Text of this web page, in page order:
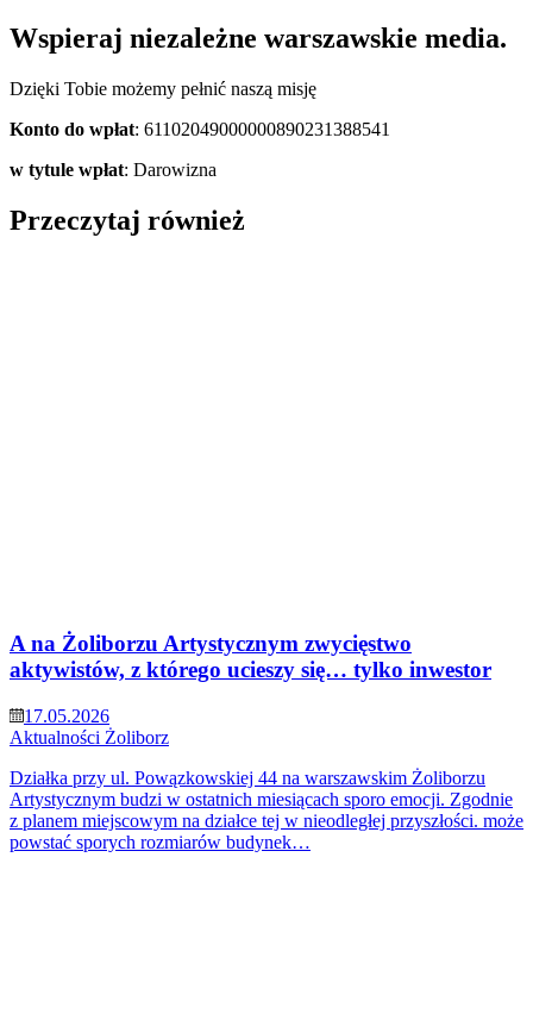
Wspieraj niezależne warszawskie media.
Dzięki Tobie możemy pełnić naszą misję
Konto do wpłat: 61102049000000890231388541
w tytule wpłat: Darowizna
Przeczytaj również
A na Żoliborzu Artystycznym zwycięstwo
aktywistów, z którego ucieszy się… tylko inwestor
17.05.2026
Aktualności Żoliborz
Działka przy ul. Powązkowskiej 44 na warszawskim Żoliborzu
Artystycznym budzi w ostatnich miesiącach sporo emocji. Zgodnie
z planem miejscowym na działce tej w nieodległej przyszłości. może
powstać sporych rozmiarów budynek…